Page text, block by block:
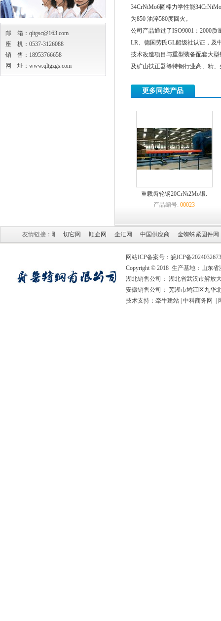
邮 箱：qltgsc@163.com
座 机：0537-3126088
销 售：18953766658
网 址： www.qltgzgs.com
34CrNiMo6圆棒力学性能
为850 油淬580度回火。
公司产品通过了ISO9001：2000
LR、德国劳氏GL船级社认证，及
技术改造项目与重型装备配套大
及矿山扶正器等特钢行业高、精
更多同类产品
重载齿轮钢20CrNi2Mo锻.
产品编号: 00023
友情链接：
速购网 切它网 顺企网 企汇网 中国供应商 金蜘蛛紧固件网
网站ICP备案号： 皖ICP备
Copyright © 2018 生产基地：山东
湖北销售公司： 湖北省武汉市解放
安徽销售公司： 芜湖市鸠江区九华
技术支持： 牵牛建站 中科商务网